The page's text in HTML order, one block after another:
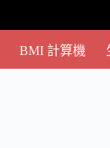
BMI 計算機